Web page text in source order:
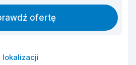
ofertę
lokalizacji